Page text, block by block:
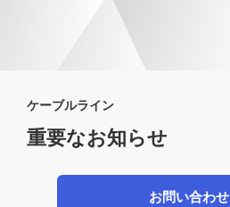
ケーブルライン
重要なお知らせ
お問い合わせ